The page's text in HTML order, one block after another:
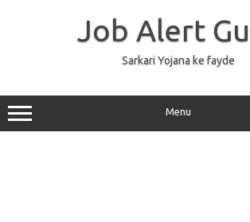
Job Alert
Sarkari Yojana ke fayde
Menu